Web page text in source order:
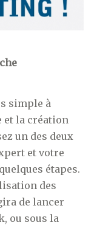
simple à
et la création
un des deux
et votre
étapes.
des
de lancer
ou sous la